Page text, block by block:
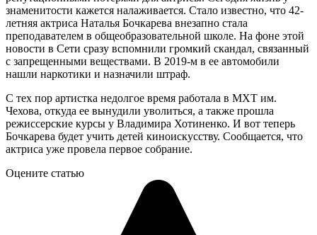
знаменитости кажется налаживается. Стало известно, что 42-
летняя актриса Наталья Бочкарева внезапно стала
преподавателем в общеобразовательной школе. На фоне этой
новости в Сети сразу вспомнили громкий скандал, связанный
с запрещенными веществами. В 2019-м в ее автомобили
нашли наркотики и назначили штраф.
С тех пор артистка недолгое время работала в МХТ им.
Чехова, откуда ее вынудили уволиться, а также прошла
режиссерские курсы у Владимира Хотиненко. И вот теперь
Бочкарева будет учить детей киноискусству. Сообщается, что
актриса уже провела первое собрание.
Оцените статью